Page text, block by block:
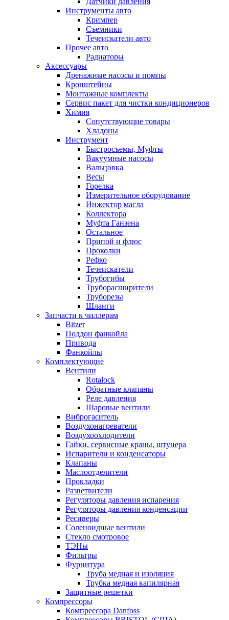
Инструменты авто
Кримпер
Съемники
Течеискатели авто
Прочее авто
Радиаторы
Аксессуары
Дренажные насосы и помпы
Кронштейны
Монтажные комплекты
Сервис пакет для чистки кондиционеров
Химия
Сопутствующие товары
Хладоны
Инструмент
Быстросъемы, Муфты
Вакуумные насосы
Вальцовка
Весы
Горелка
Измерительное оборудование
Инжектор масла
Коллектора
Муфта Ганзена
Остальное
Припой и флюс
Проколки
Рефко
Течеискатели
Трубогибы
Труборасширители
Труборезы
Шланги
Запчасти к чиллерам
Bitzer
Поддон фанкойла
Привода
Фанкойлы
Комплектующие
Вентили
Rotalock
Обратные клапаны
Реле давления
Шаровые вентили
Виброгаситель
Воздухонагреватели
Воздухоохлодители
Гайки, сервисные краны, штуцера
Испарители и конденсаторы
Клапаны
Маслоотделители
Прокладки
Разветвители
Регуляторы давления испарения
Регуляторы давления конденсации
Ресиверы
Соленоидные вентили
Стекло смотровое
ТЭНы
Фильтры
Фурнитура
Труба медная и изоляция
Трубка медная капилярная
Защитные решетки
Компрессоры
Компрессора Danfoss